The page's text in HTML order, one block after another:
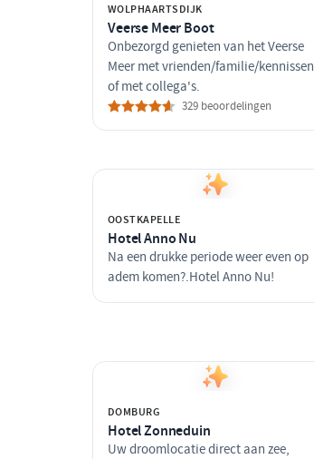
WOLPHAARTSDIJK
Veerse Meer Boot
Onbezorgd genieten van het Veerse
Meer met vrienden/familie/kennissen
of met collega's.
329 beoordelingen
OOSTKAPELLE
Hotel Anno Nu
Na een drukke periode weer even op
adem komen?.Hotel Anno Nu!
DOMBURG
Hotel Zonneduin
Uw droomlocatie direct aan zee,